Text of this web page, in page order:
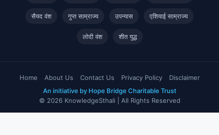
सैयद वंश गुप्त साम्राज्य उपन्यास एशियाई साम्राज्य
लोदी वंश शीत युद्ध
Home About Us Contact Us Privacy Policy
Disclaimer
An initiative by Hope Bridge Charitable Trust
© 2026 KnowledgeSthali | All Rights Reserved